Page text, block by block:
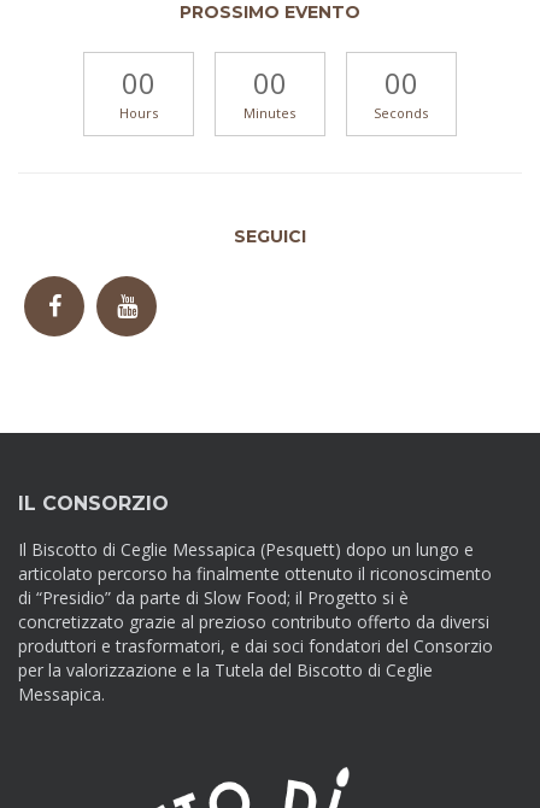
PROSSIMO EVENTO
00
Hours
00
Minutes
00
Seconds
SEGUICI
IL CONSORZIO
Il Biscotto di Ceglie Messapica (Pesquett) dopo un lungo e
articolato percorso ha finalmente ottenuto il riconoscimento
di “Presidio” da parte di Slow Food; il Progetto si è
concretizzato grazie al prezioso contributo offerto da diversi
produttori e trasformatori, e dai soci fondatori del Consorzio
per la valorizzazione e la Tutela del Biscotto di Ceglie
Messapica.